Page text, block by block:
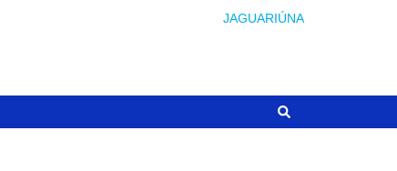
JAGUARIÚNA